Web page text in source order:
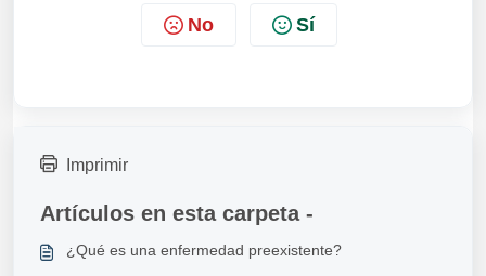
No Sí
Imprimir
Artículos en esta carpeta -
¿Qué es una enfermedad preexistente?